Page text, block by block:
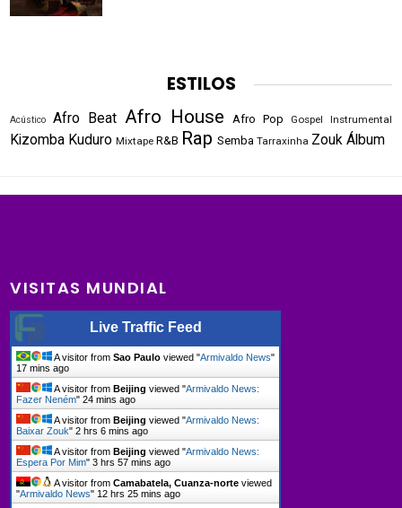
ESTILOS
Acústico Afro Beat Afro House Afro Pop Gospel Instrumental
Kizomba Kuduro Mixtape R&B Rap Semba Tarraxinha Zouk Álbum
VISITAS MUNDIAL
Live Traffic Feed
A visitor fromSao Paulo viewed "Armivaldo News"
17 mins ago
A visitor fromBeijing viewed "Armivaldo News:
Fazer Neném"24 mins ago
A visitor fromBeijing viewed "Armivaldo News:
Baixar Zouk"2 hrs 6 mins ago
A visitor fromBeijing viewed "Armivaldo News:
Espera Por Mim"3 hrs 57 mins ago
A visitor fromCamabatela, Cuanza-norte viewed
"Armivaldo News" 12 hrs 25 mins ago